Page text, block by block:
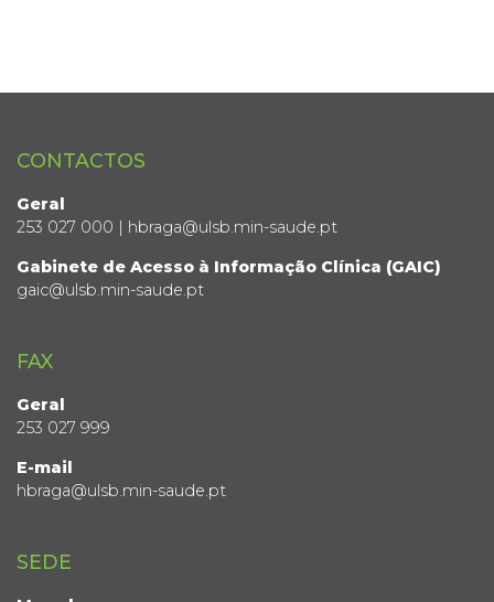
CONTACTOS
Geral
253 027 000 | hbraga@ulsb.min-saude.pt
Gabinete de Acesso à Informação Clínica (GAIC)
gaic@ulsb.min-saude.pt
FAX
Geral
253 027 999
E-mail
hbraga@ulsb.min-saude.pt
SEDE